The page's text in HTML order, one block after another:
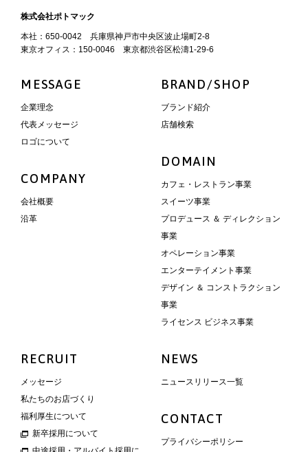
株式会社ポトマック
本社：650-0042 兵庫県神戸市中央区波止場町2-8
東京オフィス：150-0046 東京都渋谷区松濤1-29-6
MESSAGE
企業理念
代表メッセージ
ロゴについて
COMPANY
会社概要
沿革
BRAND/SHOP
ブランド紹介
店舗検索
DOMAIN
カフェ・レストラン事業
スイーツ事業
プロデュース ＆ ディレクション
事業
オペレーション事業
エンターテイメント事業
デザイン ＆ コンストラクション
事業
ライセンス ビジネス事業
RECRUIT
メッセージ
私たちのお店づくり
福利厚生について
新卒採用について
NEWS
ニュースリリース一覧
CONTACT
プライバシーポリシー